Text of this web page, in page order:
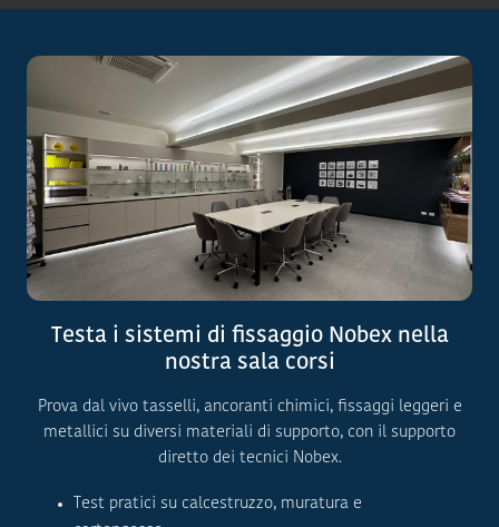
Testa i sistemi di fissaggio Nobex nella
nostra sala corsi
Prova dal vivo tasselli, ancoranti chimici, fissaggi leggeri e
metallici su diversi materiali di supporto, con il supporto
diretto dei tecnici Nobex.
Test pratici su calcestruzzo, muratura e